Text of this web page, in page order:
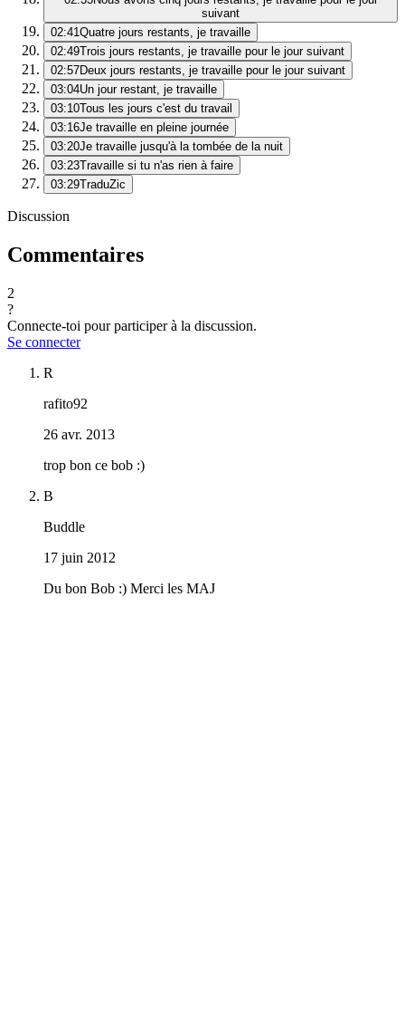
suivant
02:41
Quatre jours restants, je travaille
02:49Trois jours restants, je travaille pour le jour suivant
02:57Deux jours restants, je travaille pour le jour suivant
03:04Un jour restant, je travaille
03:10Tous les jours c'est du travail
03:16Je travaille en pleine journée
03:20Je travaille jusqu'à la tombée de la nuit
03:23Travaille si tu n'as rien à faire
03:29TraduZic
Discussion
Commentaires
2
?
Connecte-toi pour participer à la discussion.
Se connecter
R
rafito92
26 avr. 2013
trop bon ce bob :)
B
Buddle
17 juin 2012
Du bon Bob :) Merci les MAJ